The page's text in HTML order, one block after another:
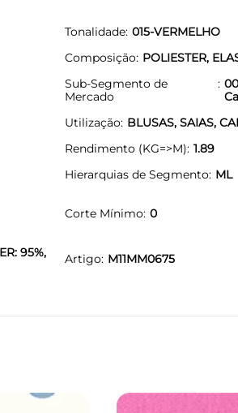
Tonalidade 015-VERMELHO
Composição POLIESTER,
Sub-Segmento de
Mercado
Utilização BLUSAS, SAIAS,
Rendimento (KG=>M) 1.89
Hierarquias de Segmento ML
Corte Mínimo 0
95%,
Artigo M11MM0675